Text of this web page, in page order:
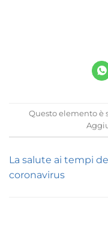
Questo elemento è
La salute ai tempi
coronavirus